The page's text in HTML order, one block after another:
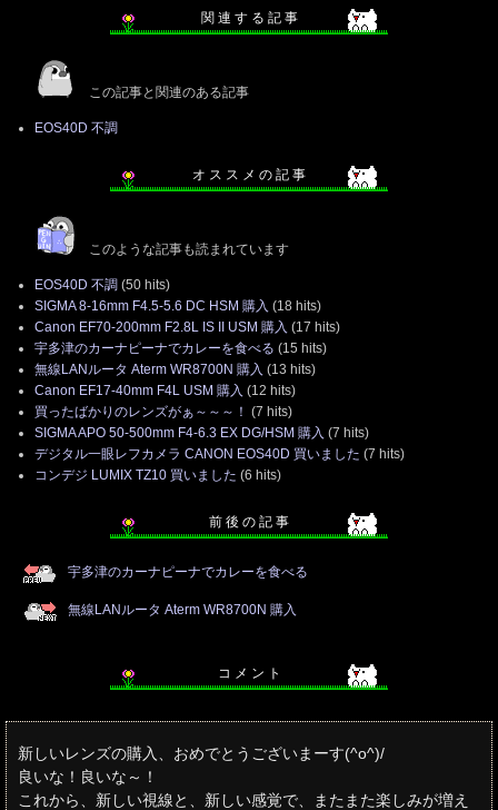
関 連 す る 記 事
この記事と関連のある記事
EOS40D 不調
オ ス ス メ の 記 事
このような記事も読まれています
EOS40D 不調 (50 hits)
SIGMA 8-16mm F4.5-5.6 DC HSM 購入 (18 hits)
Canon EF70-200mm F2.8L IS II USM 購入 (17 hits)
宇多津のカーナピーナでカレーを食べる (15 hits)
無線LANルータ Aterm WR8700N 購入 (13 hits)
Canon EF17-40mm F4L USM 購入 (12 hits)
買ったばかりのレンズがぁ～～～！ (7 hits)
SIGMA APO 50-500mm F4-6.3 EX DG/HSM 購入 (7 hits)
デジタル一眼レフカメラ CANON EOS40D 買いました (7 hits)
コンデジ LUMIX TZ10 買いました (6 hits)
前 後 の 記 事
宇多津のカーナピーナでカレーを食べる
無線LANルータ Aterm WR8700N 購入
コ メ ン ト
新しいレンズの購入、おめでとうございまーす(^o^)/
良いな！良いな～！
これから、新しい視線と、新しい感覚で、またまた楽しみが増え